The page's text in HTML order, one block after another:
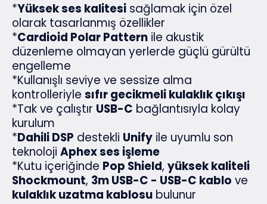
*Yüksek ses kalitesi sağlamak için özel
olarak tasarlanmış özellikler
*Cardioid Polar Pattern ile akustik
düzenleme olmayan yerlerde güçlü gürültü
engelleme
*Kullanışlı seviye ve sessize alma
kontrolleriyle sıfır gecikmeli kulaklık çıkışı
*Tak ve çalıştır USB-C bağlantısıyla kolay
kurulum
*Dahili DSP destekli Unify ile uyumlu son
teknoloji Aphex ses işleme
*Kutu içeriğinde Pop Shield, yüksek kaliteli
Shockmount, 3m USB-C - USB-C kablo ve
kulaklık uzatma kablosu bulunur